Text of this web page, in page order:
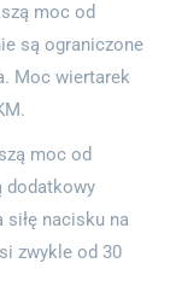
moc od
są ograniczone
Moc wiertarek
moc od
dodatkowy
siłę nacisku na
zwykle od 30